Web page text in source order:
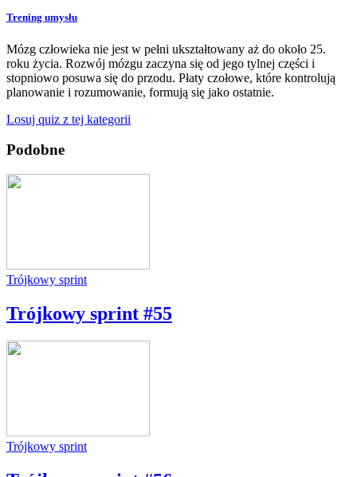
Trening umysłu
Mózg człowieka nie jest w pełni ukształtowany aż do około 25.
roku życia. Rozwój mózgu zaczyna się od jego tylnej części i
stopniowo posuwa się do przodu. Płaty czołowe, które kontrolują
planowanie i rozumowanie, formują się jako ostatnie.
Losuj quiz z tej kategorii
Podobne
Trójkowy sprint
Trójkowy sprint #55
Trójkowy sprint